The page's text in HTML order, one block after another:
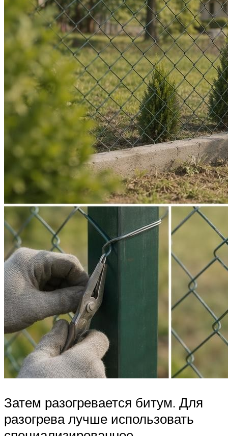
Затем разогревается битум. Для
разогрева лучше использовать